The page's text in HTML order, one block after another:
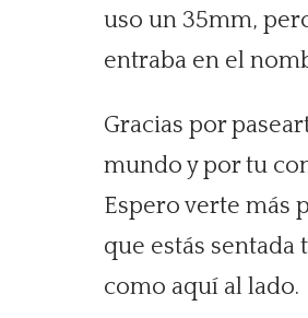
uso un 35mm,
entraba en el
Gracias por
mundo y por tu
Espero verte más
que estás sentada
como aquí al lado.